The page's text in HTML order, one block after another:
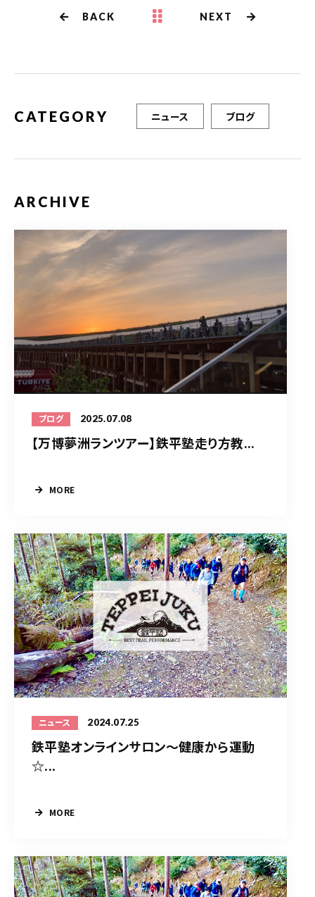
b
o
r
BACK NEXT
CATEGORY ニュース ブログ
ARCHIVE
ブログ 2025.07.08
【万博夢洲ランツアー】鉄平塾走り方教...
MORE
ニュース 2024.07.25
鉄平塾オンラインサロン～健康から運動
☆...
MORE